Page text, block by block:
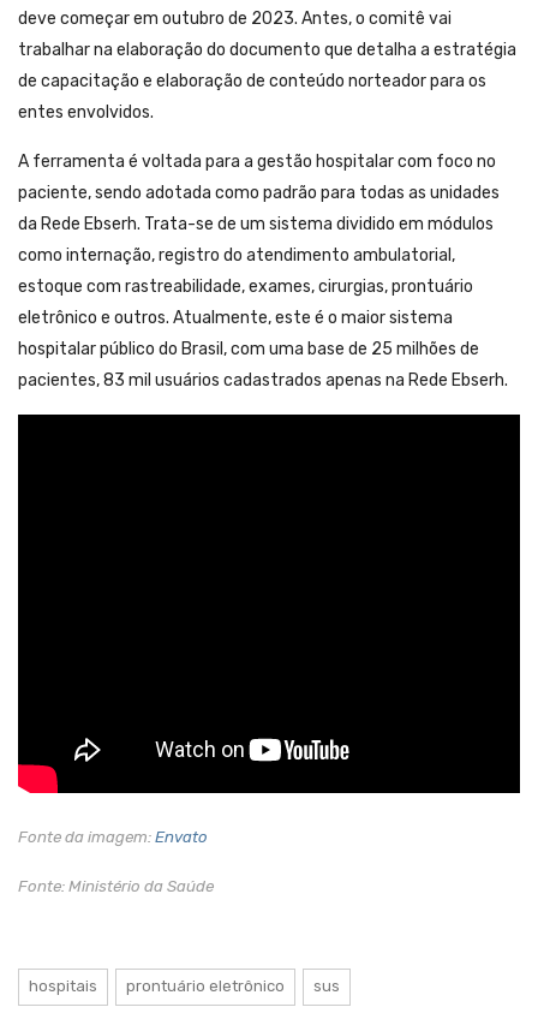
deve começar em outubro de 2023. Antes, o comitê vai
trabalhar na elaboração do documento que detalha a estratégia
de capacitação e elaboração de conteúdo norteador para os
entes envolvidos.
A ferramenta é voltada para a gestão hospitalar com foco no
paciente, sendo adotada como padrão para todas as unidades
da Rede Ebserh. Trata-se de um sistema dividido em módulos
como internação, registro do atendimento ambulatorial,
estoque com rastreabilidade, exames, cirurgias, prontuário
eletrônico e outros. Atualmente, este é o maior sistema
hospitalar público do Brasil, com uma base de 25 milhões de
pacientes, 83 mil usuários cadastrados apenas na Rede Ebserh.
Fonte da imagem: Envato
Fonte: Ministério da Saúde
hospitais prontuário eletrônico sus